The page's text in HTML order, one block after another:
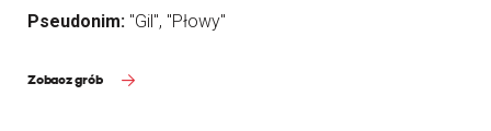
Pseudonim: "Gil", "Płowy"
Zobacz grób